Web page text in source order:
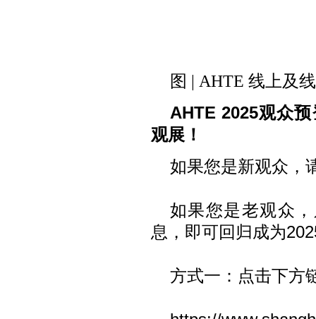
图 | AHTE 线上及
AHTE 2025观众
观展！
如果您是新观众，
如果您是老观众
息，即可回归成为
方式一：点击下方